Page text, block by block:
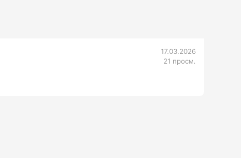
17.03.2026
21 просм.